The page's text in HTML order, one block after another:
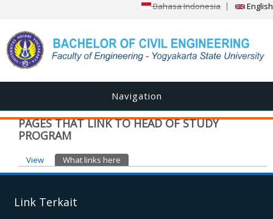
Bahasa Indonesia English
Navigation
PAGES THAT LINK TO HEAD OF STUDY
PROGRAM
Primary tabs
View What links here
Link Terkait